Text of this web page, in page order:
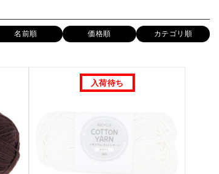
名前順 価格順 カテゴリ順